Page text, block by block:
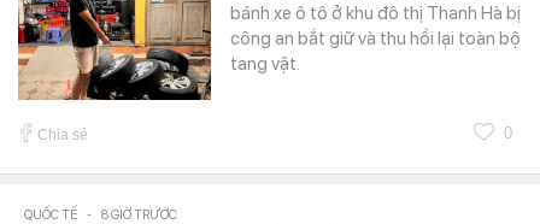
bánh xe ô tô ở khu đô thị Thanh Hà bị
công an bắt giữ và thu hồi lại toàn bộ
tang vật.
Chia sẻ 0
QUỐC TẾ - 8 GIỜ TRƯỚC